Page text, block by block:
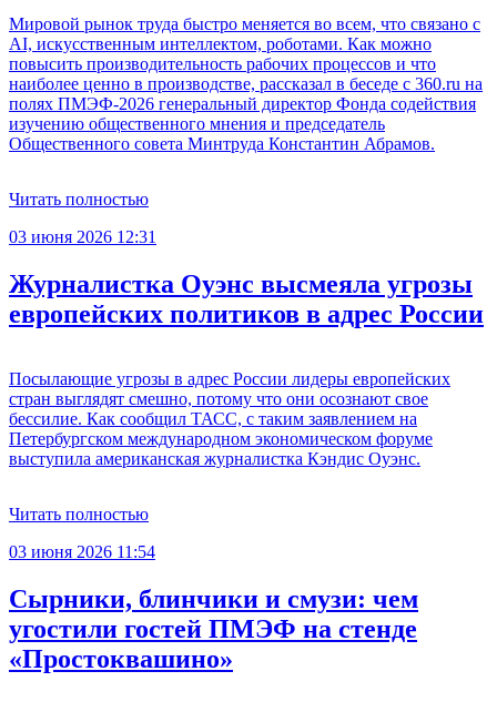
Мировой рынок труда быстро меняется во всем, что связано с
AI, искусственным интеллектом, роботами. Как можно
повысить производительность рабочих процессов и что
наиболее ценно в производстве, рассказал в беседе с 360.ru на
полях ПМЭФ-2026 генеральный директор Фонда содействия
изучению общественного мнения и председатель
Общественного совета Минтруда Константин Абрамов.
Читать полностью
03 июня 2026 12:31
Журналистка Оуэнс высмеяла угрозы
европейских политиков в адрес России
Посылающие угрозы в адрес России лидеры европейских
стран выглядят смешно, потому что они осознают свое
бессилие. Как сообщил ТАСС, с таким заявлением на
Петербургском международном экономическом форуме
выступила американская журналистка Кэндис Оуэнс.
Читать полностью
03 июня 2026 11:54
Сырники, блинчики и смузи: чем
угостили гостей ПМЭФ на стенде
«Простоквашино»